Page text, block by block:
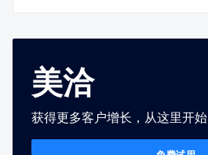
美洽
获得更多客户增长，从这里开始